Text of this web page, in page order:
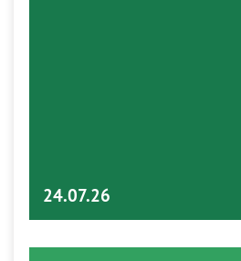
24.07.26